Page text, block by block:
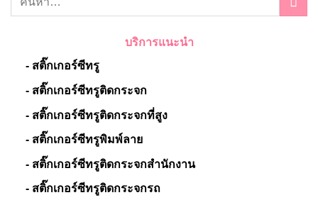
บริการแนะนำ
- สติ๊กเกอร์ซีทรู
- สติ๊กเกอร์ซีทรูติดกระจก
- สติ๊กเกอร์ซีทรูติดกระจกที่สูง
- สติ๊กเกอร์ซีทรูพิมพ์ลาย
- สติ๊กเกอร์ซีทรูติดกระจกสำนักงาน
- สติ๊กเกอร์ซีทรูติดกระจกรถ